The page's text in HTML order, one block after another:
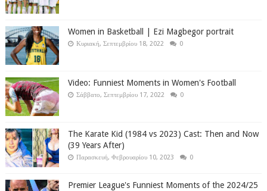
Women in Basketball | Ezi Magbegor portrait
Κυριακή, Σεπτεμβρίου 18, 2022 0
Video: Funniest Moments in Women's Football
Σάββατο, Σεπτεμβρίου 17, 2022 0
The Karate Kid (1984 vs 2023) Cast: Then and Now
(39 Years After)
Παρασκευή, Φεβρουαρίου 10, 2023 0
Premier League's Funniest Moments of the 2024/25